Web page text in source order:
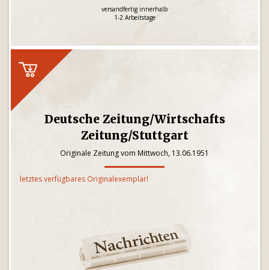
versandfertig innerhalb
1-2 Arbeitstage
Deutsche Zeitung/Wirtschafts
Zeitung/Stuttgart
Originale Zeitung vom Mittwoch, 13.06.1951
letztes verfügbares Originalexemplar!